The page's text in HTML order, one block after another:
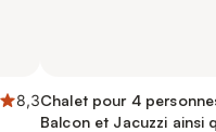
8,3Chalet pour 4
Balcon et Jacuzzi ainsi